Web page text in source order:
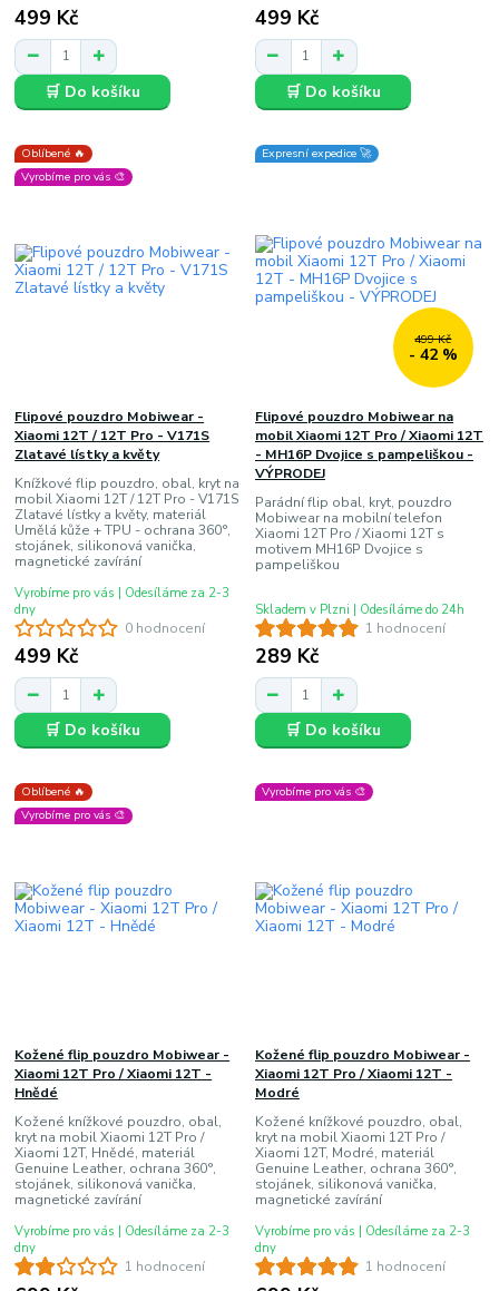
499 Kč
🛒 Do košíku
499 Kč
🛒 Do košíku
Oblíbené 🔥
Vyrobíme pro vás 🎨
0 hodnocení
Flipové pouzdro Mobiwear -
Xiaomi 12T / 12T Pro - V171S
Zlatavé lístky a květy
Knížkové flip pouzdro, obal, kryt na
mobil Xiaomi 12T / 12T Pro - V171S
Zlatavé lístky a květy, materiál
Umělá kůže + TPU - ochrana 360°,
stojánek, silikonová vanička,
magnetické zavírání
499 Kč
Vyrobíme pro vás | Odesíláme za 2-3
dny
🛒 Do košíku
Expresní expedice 🚀
499 Kč
- 42 %
1 hodnocení
Flipové pouzdro Mobiwear na
mobil Xiaomi 12T Pro / Xiaomi 12T
- MH16P Dvojice s pampeliškou -
VÝPRODEJ
Parádní flip obal, kryt, pouzdro
Mobiwear na mobilní telefon
Xiaomi 12T Pro / Xiaomi 12T s
motivem MH16P Dvojice s
pampeliškou
289 Kč
Skladem v Plzni | Odesíláme do 24h
🛒 Do košíku
Oblíbené 🔥
Vyrobíme pro vás 🎨
1 hodnocení
Kožené flip pouzdro Mobiwear -
Xiaomi 12T Pro / Xiaomi 12T -
Hnědé
Kožené knížkové pouzdro, obal,
kryt na mobil Xiaomi 12T Pro /
Xiaomi 12T, Hnědé, materiál
Genuine Leather, ochrana 360°,
stojánek, silikonová vanička,
magnetické zavírání
Vyrobíme pro vás | Odesíláme za 2-3
dny
Vyrobíme pro vás 🎨
1 hodnocení
Kožené flip pouzdro Mobiwear -
Xiaomi 12T Pro / Xiaomi 12T -
Modré
Kožené knížkové pouzdro, obal,
kryt na mobil Xiaomi 12T Pro /
Xiaomi 12T, Modré, materiál
Genuine Leather, ochrana 360°,
stojánek, silikonová vanička,
magnetické zavírání
Vyrobíme pro vás | Odesíláme za 2-3
dny